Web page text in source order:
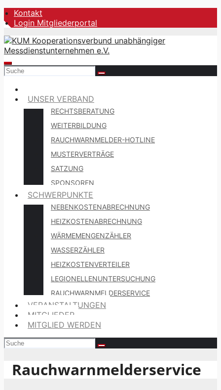
Zum
Inhalt
Kontakt
Login Mitgliederportal
UNSER VERBAND
RECHTSBERATUNG
WEITERBILDUNG
RAUCHWARNMELDER-HOTLINE
MUSTERVERTRÄGE
SATZUNG
SPONSOREN
SCHWERPUNKTE
NEBENKOSTENABRECHNUNG
HEIZKOSTENABRECHNUNG
WÄRMEMENGENZÄHLER
WASSERZÄHLER
HEIZKOSTENVERTEILER
LEGIONELLENUNTERSUCHUNG
RAUCHWARNMELDERSERVICE
VERANSTALTUNGEN
MITGLIEDER
MITGLIED WERDEN
Rauchwarnmelderservice